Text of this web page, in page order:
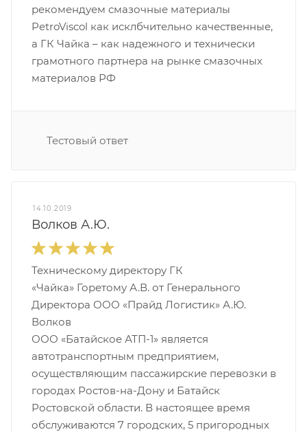
рекомендуем смазочные материалы
PetroViscol как исклбчительно качественные,
а ГК Чайка – как надежного и технически
грамотного партнера на рынке смазочных
материалов РФ
Тестовый ответ
14.10.2019
Волков А.Ю.
Техническому директору ГК
«Чайка» Горетому А.В. от Генерального
Директора ООО «Прайд Логистик» А.Ю.
Волков
ООО «Батайское АТП-1» является
автотранспортным предприятием,
осуществляющим пассажирские перевозки в
городах Ростов-на-Дону и Батайск
Ростовской области. В настоящее время
обслуживаются 7 городских, 5 пригородных